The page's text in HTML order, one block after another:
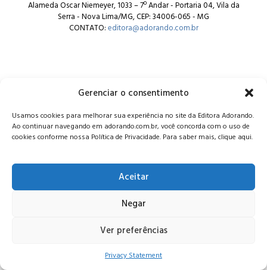
Gerenciar o consentimento
Usamos cookies para melhorar sua experiência no site da Editora Adorando.
Ao continuar navegando em adorando.com.br, você concorda com o uso de
cookies conforme nossa Política de Privacidade. Para saber mais, clique aqui.
Aceitar
Negar
Ver preferências
Privacy Statement
Alameda Oscar Niemeyer, 1033 – 7º Andar - Portaria 04, Vila da
Serra - Nova Lima/MG, CEP: 34006-065 - MG
CONTATO:editora@adorando.com.br
© Editora Adorando 2026. Todos os direitos reservados.
Consulte nossapolítica de privacidade.